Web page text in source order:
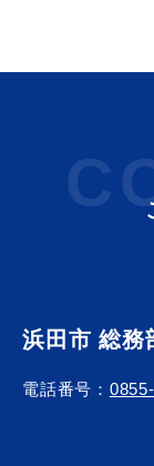
ごみ・リ
各種相
浜田市 総務
電話番号：